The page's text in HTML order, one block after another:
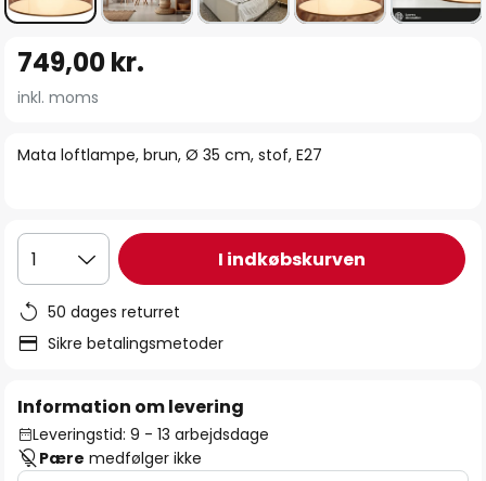
starten
billedgalleriet
Mata loftlampe, brun, Ø 35 cm, stof, E27
749,00 kr.
inkl. moms
1 I indkøbskurven
50 dages returret
Sikre betalingsmetoder
Information om levering
Leveringstid: 9 - 13 arbejdsdage
Pære medfølger ikke